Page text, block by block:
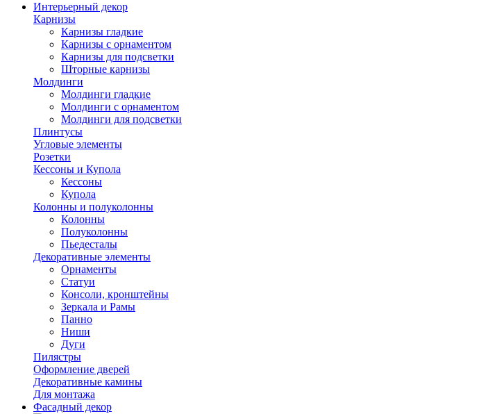
Интерьерный декор
Карнизы
Карнизы гладкие
Карнизы с орнаментом
Карнизы для подсветки
Шторные карнизы
Молдинги
Молдинги гладкие
Молдинги с орнаментом
Молдинги для подсветки
Плинтусы
Угловые элементы
Розетки
Кессоны и Купола
Кессоны
Купола
Колонны и полуколонны
Колонны
Полуколонны
Пьедесталы
Декоративные элементы
Орнаменты
Статуи
Консоли, кронштейны
Зеркала и Рамы
Панно
Ниши
Дуги
Пилястры
Оформление дверей
Декоративные камины
Для монтажа
Фасадный декор